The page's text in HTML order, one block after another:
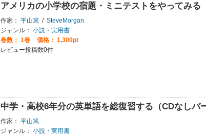
アメリカの小学校の宿題・ミニテストをやってみる
作家： 平山篤 / SteveMorgan
ジャンル： 小説・実用書
巻数： 1巻
価格： 1,300pt
レビュー投稿数0件
中学・高校6年分の英単語を総復習する（CDなしバ
作家： 平山篤
ジャンル： 小説・実用書